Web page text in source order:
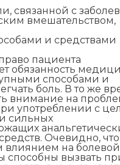
связанной с
вмешательством,
и средствами
пациента
обязанность
способами и
боль. В то же
внимание на
употреблении с
сильных
Очевидно,
на
способны вызвать